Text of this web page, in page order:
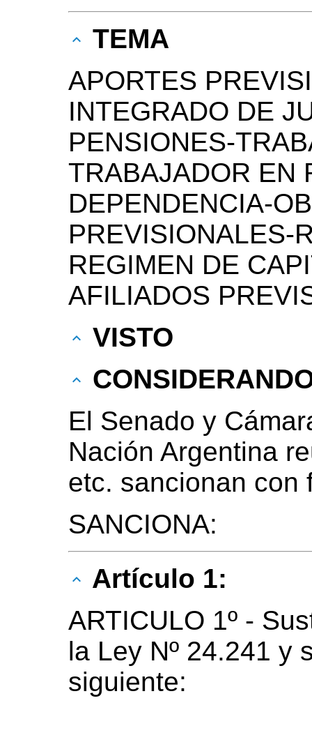
TEMA
APORTES
INTEGRADO DE
PENSIONES-
TRABAJADOR EN
DEPENDENCIA-
PREVISIONALES-
REGIMEN DE
AFILIADOS
VISTO
El Senado y
Nación Argentina
etc. sancionan con
SANCIONA:
Artículo 1:
ARTICULO 1º -
la Ley Nº 24.241 y
siguiente: